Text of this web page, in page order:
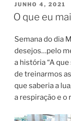
PUBLICADO
EM
JUNHO 4, 2021
O que eu
Semana do dia
desejos…pelo
a história “A
de treinarmos
que saberia a
a respiração e o